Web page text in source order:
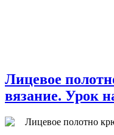
Лицевое
вязание. Урок